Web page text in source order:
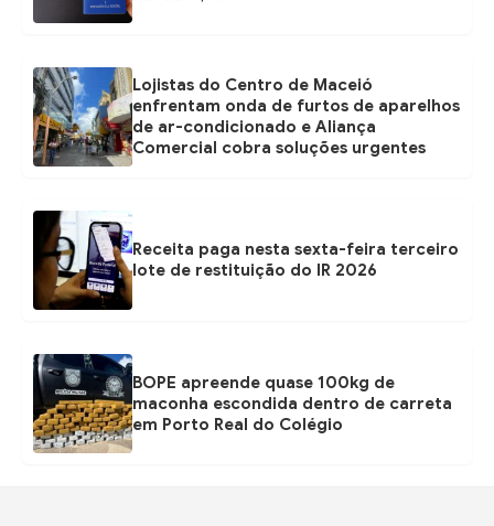
Lojistas do Centro de Maceió
enfrentam onda de furtos de aparelhos
de ar-condicionado e Aliança
Comercial cobra soluções urgentes
Receita paga nesta sexta-feira terceiro
lote de restituição do IR 2026
BOPE apreende quase 100kg de
maconha escondida dentro de carreta
em Porto Real do Colégio